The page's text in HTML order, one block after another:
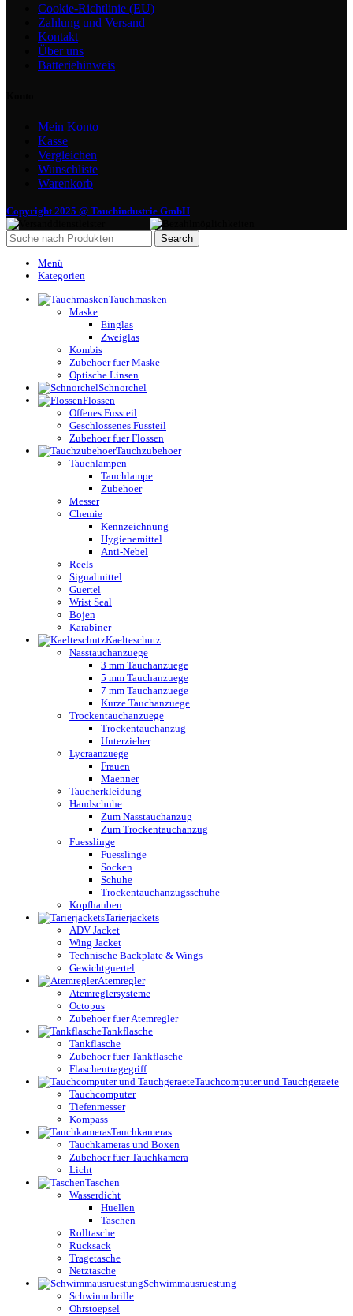
Cookie-Richtlinie (EU)
Zahlung und Versand
Kontakt
Über uns
Batteriehinweis
Mein Konto
Kasse
Vergleichen
Wunschliste
Warenkorb
Copyright 2025 @ Tauchindustrie GmbH
Search
Menü
Kategorien
Tauchmasken
Maske
Einglas
Zweiglas
Kombis
Zubehoer fuer Maske
Optische Linsen
Schnorchel
Flossen
Offenes Fussteil
Geschlossenes Fussteil
Zubehoer fuer Flossen
Tauchzubehoer
Tauchlampen
Tauchlampe
Zubehoer
Messer
Chemie
Kennzeichnung
Hygienemittel
Anti-Nebel
Reels
Signalmittel
Guertel
Wrist Seal
Bojen
Karabiner
Kaelteschutz
Nasstauchanzuege
3 mm Tauchanzuege
5 mm Tauchanzuege
7 mm Tauchanzuege
Kurze Tauchanzuege
Trockentauchanzuege
Trockentauchanzug
Unterzieher
Lycraanzuege
Frauen
Maenner
Taucherkleidung
Handschuhe
Zum Nasstauchanzug
Zum Trockentauchanzug
Fuesslinge
Fuesslinge
Socken
Schuhe
Trockentauchanzugsschuhe
Kopfhauben
Tarierjackets
ADV Jacket
Wing Jacket
Technische Backplate & Wings
Gewichtguertel
Atemregler
Atemreglersysteme
Octopus
Zubehoer fuer Atemregler
Tankflasche
Tankflasche
Zubehoer fuer Tankflasche
Flaschentragegriff
Tauchcomputer und Tauchgeraete
Tauchcomputer
Tiefenmesser
Kompass
Tauchkameras
Tauchkameras und Boxen
Zubehoer fuer Tauchkamera
Licht
Taschen
Wasserdicht
Huellen
Taschen
Rolltasche
Rucksack
Tragetasche
Netztasche
Schwimmausruestung
Schwimmbrille
Ohrstoepsel